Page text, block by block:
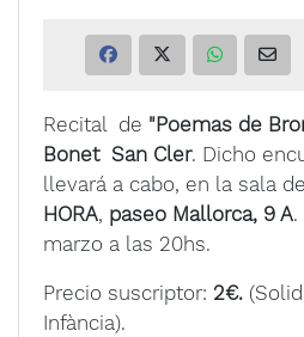
Recital de "Poemas de
Bonet San Cler. Dicho
llevará a cabo, en la sala
HORA, paseo Mallorca, 9 A.
marzo a las 20hs.
Precio suscriptor: 2€.
Infància).